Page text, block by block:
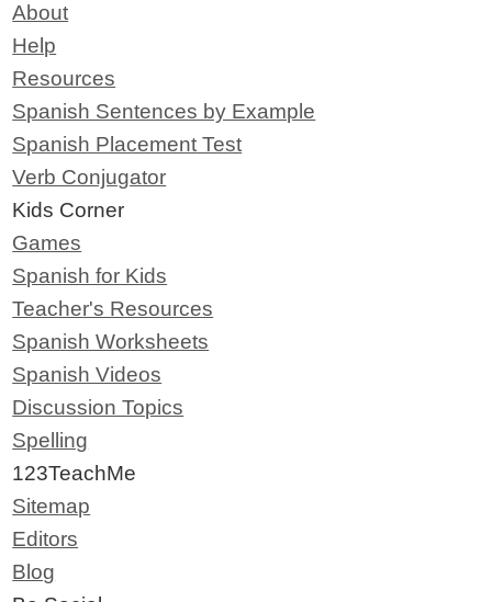
About
Help
Resources
Spanish Sentences by Example
Spanish Placement Test
Verb Conjugator
Kids Corner
Games
Spanish for Kids
Teacher's Resources
Spanish Worksheets
Spanish Videos
Discussion Topics
Spelling
123TeachMe
Sitemap
Editors
Blog